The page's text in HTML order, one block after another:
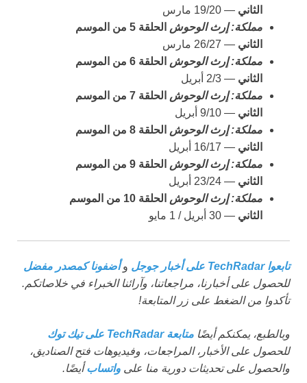
الثاني — 19/20 مارس
مملكة: إرث الوحوش
الحلقة 5 من الموسم
الثاني — 26/27 مارس
مملكة: إرث الوحوش
الحلقة 6 من الموسم
الثاني — 2/3 أبريل
مملكة: إرث الوحوش
الحلقة 7 من الموسم
الثاني — 9/10 أبريل
مملكة: إرث الوحوش
الحلقة 8 من الموسم
الثاني — 16/17 أبريل
مملكة: إرث الوحوش
الحلقة 9 من الموسم
الثاني — 23/24 أبريل
مملكة: إرث الوحوش
الحلقة 10 من الموسم
الثاني — 30 أبريل / 1 مايو
تابعوا TechRadar على أخبار جوجل و أضفونا كمصدر مفضل
للحصول على أخبارنا، مراجعاتنا، وآرائنا الخبراء في خلاصاتكم.
تأكدوا من الضغط على زر المتابعة!
وبالطبع، يمكنكم أيضًا متابعة TechRadar على تيك توك
للحصول على الأخبار، المراجعات، وفيديوهات فتح الصناديق،
والحصول على تحديثات دورية منا على واتسابأيضًا.